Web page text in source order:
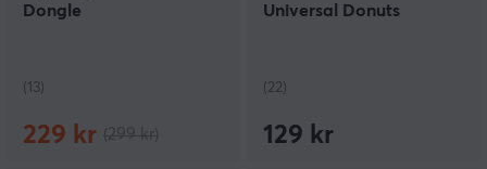
Dongle
(13)
229 kr
Universal Donuts
(22)
129 kr